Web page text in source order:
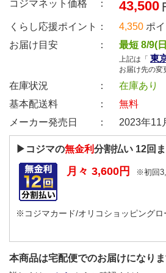
コジマネット価格 ： 43,500
くらし応援ポイント：
4,350 ポ
お届け目安 ：
最短 8/9(
上記は「 東
お届け先の変
在庫状況 ：
在庫あり
基本配送料 ：
無料
メーカー発売日 ：
2023年11
▶コジマの無金利分割払い 12回
月々 3,600 円 ※初回
※コジマカード/オリコショッピング
本商品は宅配便でのお届けになりま